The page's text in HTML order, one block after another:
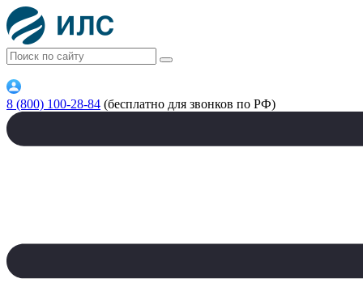
8 (800) 100-28-84 (бесплатно для звонков по РФ)